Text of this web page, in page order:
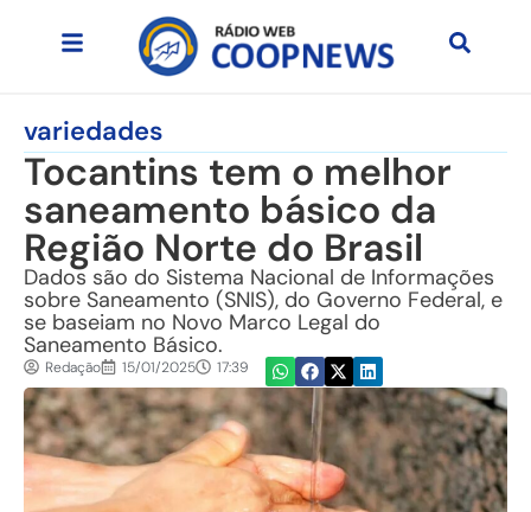
variedades
Tocantins tem o melhor
saneamento básico da
Região Norte do Brasil
Dados são do Sistema Nacional de Informações
sobre Saneamento (SNIS), do Governo Federal, e
se baseiam no Novo Marco Legal do
Saneamento Básico.
Redação 15/01/2025 17:39